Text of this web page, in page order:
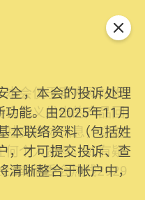
全，本会的投诉处理
能。由2025年11月
本联络资料（包括姓
，才可提交投诉、查
清晰整合于帐户中，
关闭